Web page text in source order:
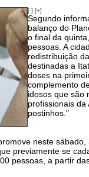
[-] [+]
Segundo
balanço do
o final da
pessoas. A
redistribuição
destinadas a
doses na
complemento
idosos que são
profissionais
postinhos."
neste
previamente se
pessoas, a partir